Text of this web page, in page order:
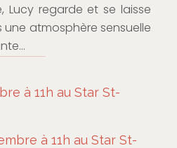
Lucy regarde et se laisse
atmosphère sensuelle
à 11h au Star St-
à 11h au Star St-